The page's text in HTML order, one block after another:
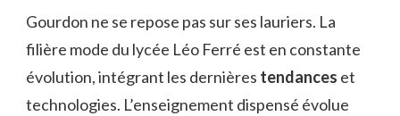
Gourdon ne se repose pas sur ses lauriers. La
filière mode du lycée Léo Ferré est en constante
évolution, intégrant les dernières tendances et
technologies. L’enseignement dispensé évolue